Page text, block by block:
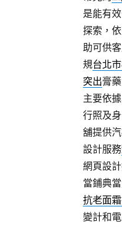
是能有
探索，
助可供
規台北
突出膏
主要依
行照及
舖提供
設計服務
網頁設
當鋪典
抗老面
變計和